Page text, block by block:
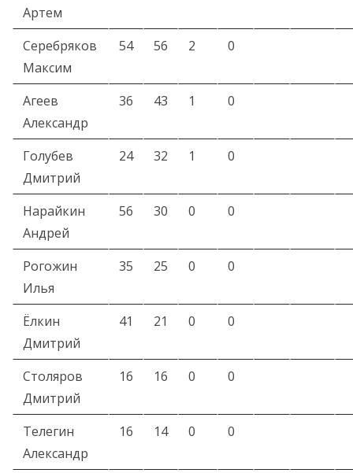
Артем
Серебряков
Максим
54 56 2 0
Агеев
Александр
36 43 1 0
Голубев
Дмитрий
24 32 1 0
Нарайкин
Андрей
56 30 0 0
Рогожин
Илья
35 25 0 0
Ёлкин
Дмитрий
41 21 0 0
Столяров
Дмитрий
16 16 0 0
Телегин
Александр
16 14 0 0